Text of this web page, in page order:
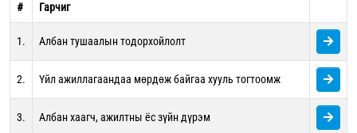
# Гарчиг
1. Албан тушаалын тодорхойлолт
2. Үйл ажиллагаандаа мөрдөж байгаа хууль тогтоомж
3. Албан хаагч, ажилтны ёс зүйн дүрэм